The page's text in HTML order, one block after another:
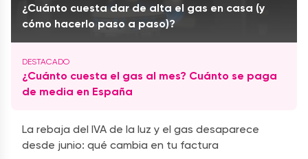
¿Cuánto cuesta dar de alta el gas en casa (y
cómo hacerlo paso a paso)?
¿Cuánto cuesta el gas al mes? Cuánto se paga
de media en España
La rebaja del IVA de la luz y el gas desaparece
desde junio: qué cambia en tu factura